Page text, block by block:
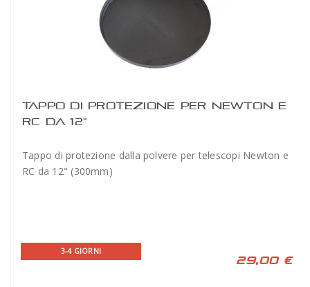
TAPPO DI PROTEZIONE PER NEWTON E
RC DA 12"
Tappo di protezione dalla polvere per telescopi Newton e
RC da 12" (300mm)
3-4 GIORNI
29,00 €